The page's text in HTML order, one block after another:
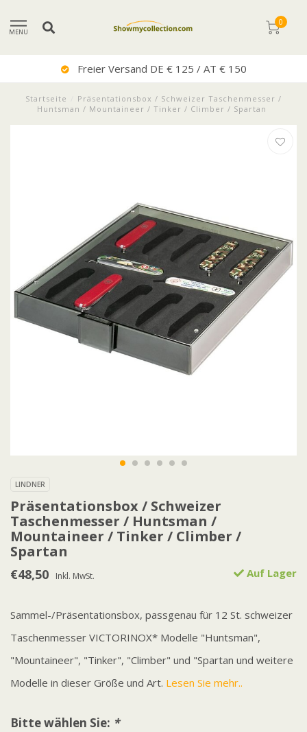
MENU
0
Freier Versand DE € 125 / AT € 150
Startseite
Präsentationsbox / Schweizer Taschenmesser /
Huntsman / Mountaineer / Tinker / Climber / Spartan
LINDNER
Präsentationsbox / Schweizer
Taschenmesser / Huntsman /
Mountaineer / Tinker / Climber /
Spartan
€48,50 Inkl. MwSt. Auf Lager
Sammel-/Präsentationsbox, passgenau für 12 St. schweizer
Taschenmesser VICTORINOX* Modelle "Huntsman",
"Mountaineer", "Tinker", "Climber" und "Spartan und weitere
Modelle in dieser Größe und Art. Lesen Sie mehr..
Bitte wählen Sie: *